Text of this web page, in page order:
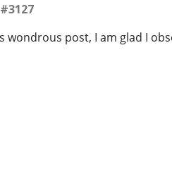
#3127
wondrous post, I am glad I